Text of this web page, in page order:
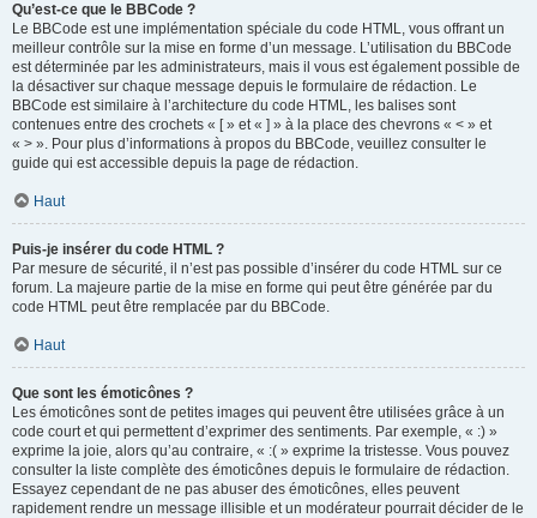
Qu’est-ce que le BBCode ?
Le BBCode est une implémentation spéciale du code HTML, vous offrant un
meilleur contrôle sur la mise en forme d’un message. L’utilisation du BBCode
est déterminée par les administrateurs, mais il vous est également possible de
la désactiver sur chaque message depuis le formulaire de rédaction. Le
BBCode est similaire à l’architecture du code HTML, les balises sont
contenues entre des crochets « [ » et « ] » à la place des chevrons « < » et
« > ». Pour plus d’informations à propos du BBCode, veuillez consulter le
guide qui est accessible depuis la page de rédaction.
Haut
Puis-je insérer du code HTML ?
Par mesure de sécurité, il n’est pas possible d’insérer du code HTML sur ce
forum. La majeure partie de la mise en forme qui peut être générée par du
code HTML peut être remplacée par du BBCode.
Haut
Que sont les émoticônes ?
Les émoticônes sont de petites images qui peuvent être utilisées grâce à un
code court et qui permettent d’exprimer des sentiments. Par exemple, « :) »
exprime la joie, alors qu’au contraire, « :( » exprime la tristesse. Vous pouvez
consulter la liste complète des émoticônes depuis le formulaire de rédaction.
Essayez cependant de ne pas abuser des émoticônes, elles peuvent
rapidement rendre un message illisible et un modérateur pourrait décider de le